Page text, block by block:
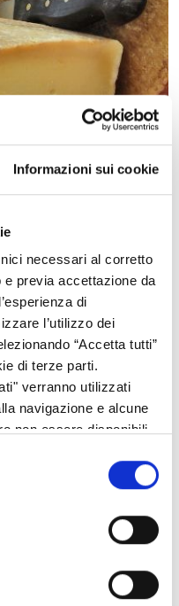
Informazioni sui cookie
necessari al corretto
previa accettazione da
di
l’utilizzo dei
“Accetta tutti”
di terze parti.
verranno utilizzati
navigazione e alcune
non essere disponibili.
agricoli e alimentari
associazioni di
volta ai regimi di qualità
dei prodotti di qualità
CHE